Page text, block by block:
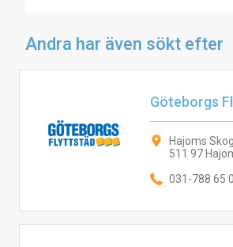
Andra har även sökt efter
Göteborgs
Hajoms
511 97
031-788 65